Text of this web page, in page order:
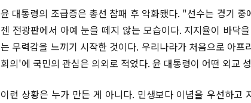
윤 대통령의 조급증은 총선 참패 후 악화됐다. "선수는 경기
젠 전광판에서 아예 눈을 떼지 않는 모습이다. 지지율이 바닥
는 무력감을 느끼기 시작한 것이다. 우리나라가 처음으로 아
회의'에 국민의 관심은 의외로 적었다. 윤 대통령이 어떤 외교
이런 상황은 누가 만든 게 아니다. 민생보다 이념을 우선하고